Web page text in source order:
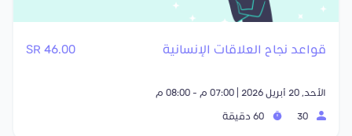
قواعد نجاح العلاقات الإنسانية 46.00 SR
الأحد, 20 أبريل 2026 | 07:00 م - 08:00 م